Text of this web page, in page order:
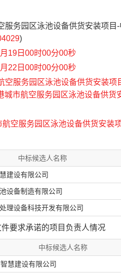
服务园区泳池设备供货安装项目
)
19日00时00分00秒
22日00时00分00秒
空服务园区泳池设备供货安装项
城市航空服务园区泳池设备供货
空服务园区泳池设备供货安装
中标候选人名称
建设有限公司
设备制造有限公司
理设备科技开发有限公司
要求承诺的项目负责人情况
中标候选人名称
慧建设有限公司